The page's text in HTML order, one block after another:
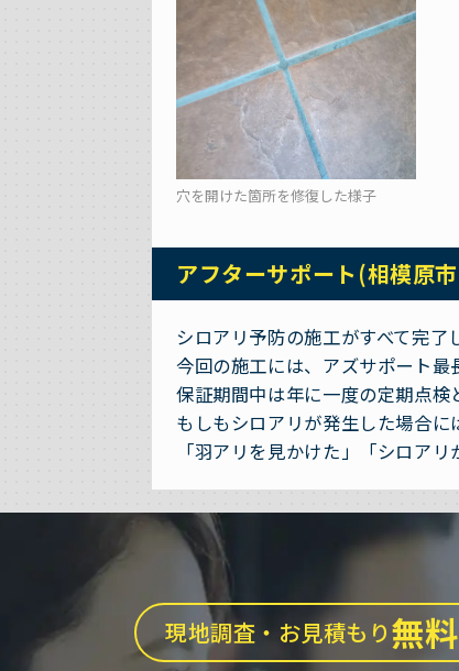
穴を開けた箇所を修復した様子
アフターサポート(相模原
シロアリ予防の施工がすべて完了
今回の施工には、アズサポート最
保証期間中は年に一度の定期点検
もしもシロアリが発生した場合に
「羽アリを見かけた」「シロア
現地調査・お見積もり無料